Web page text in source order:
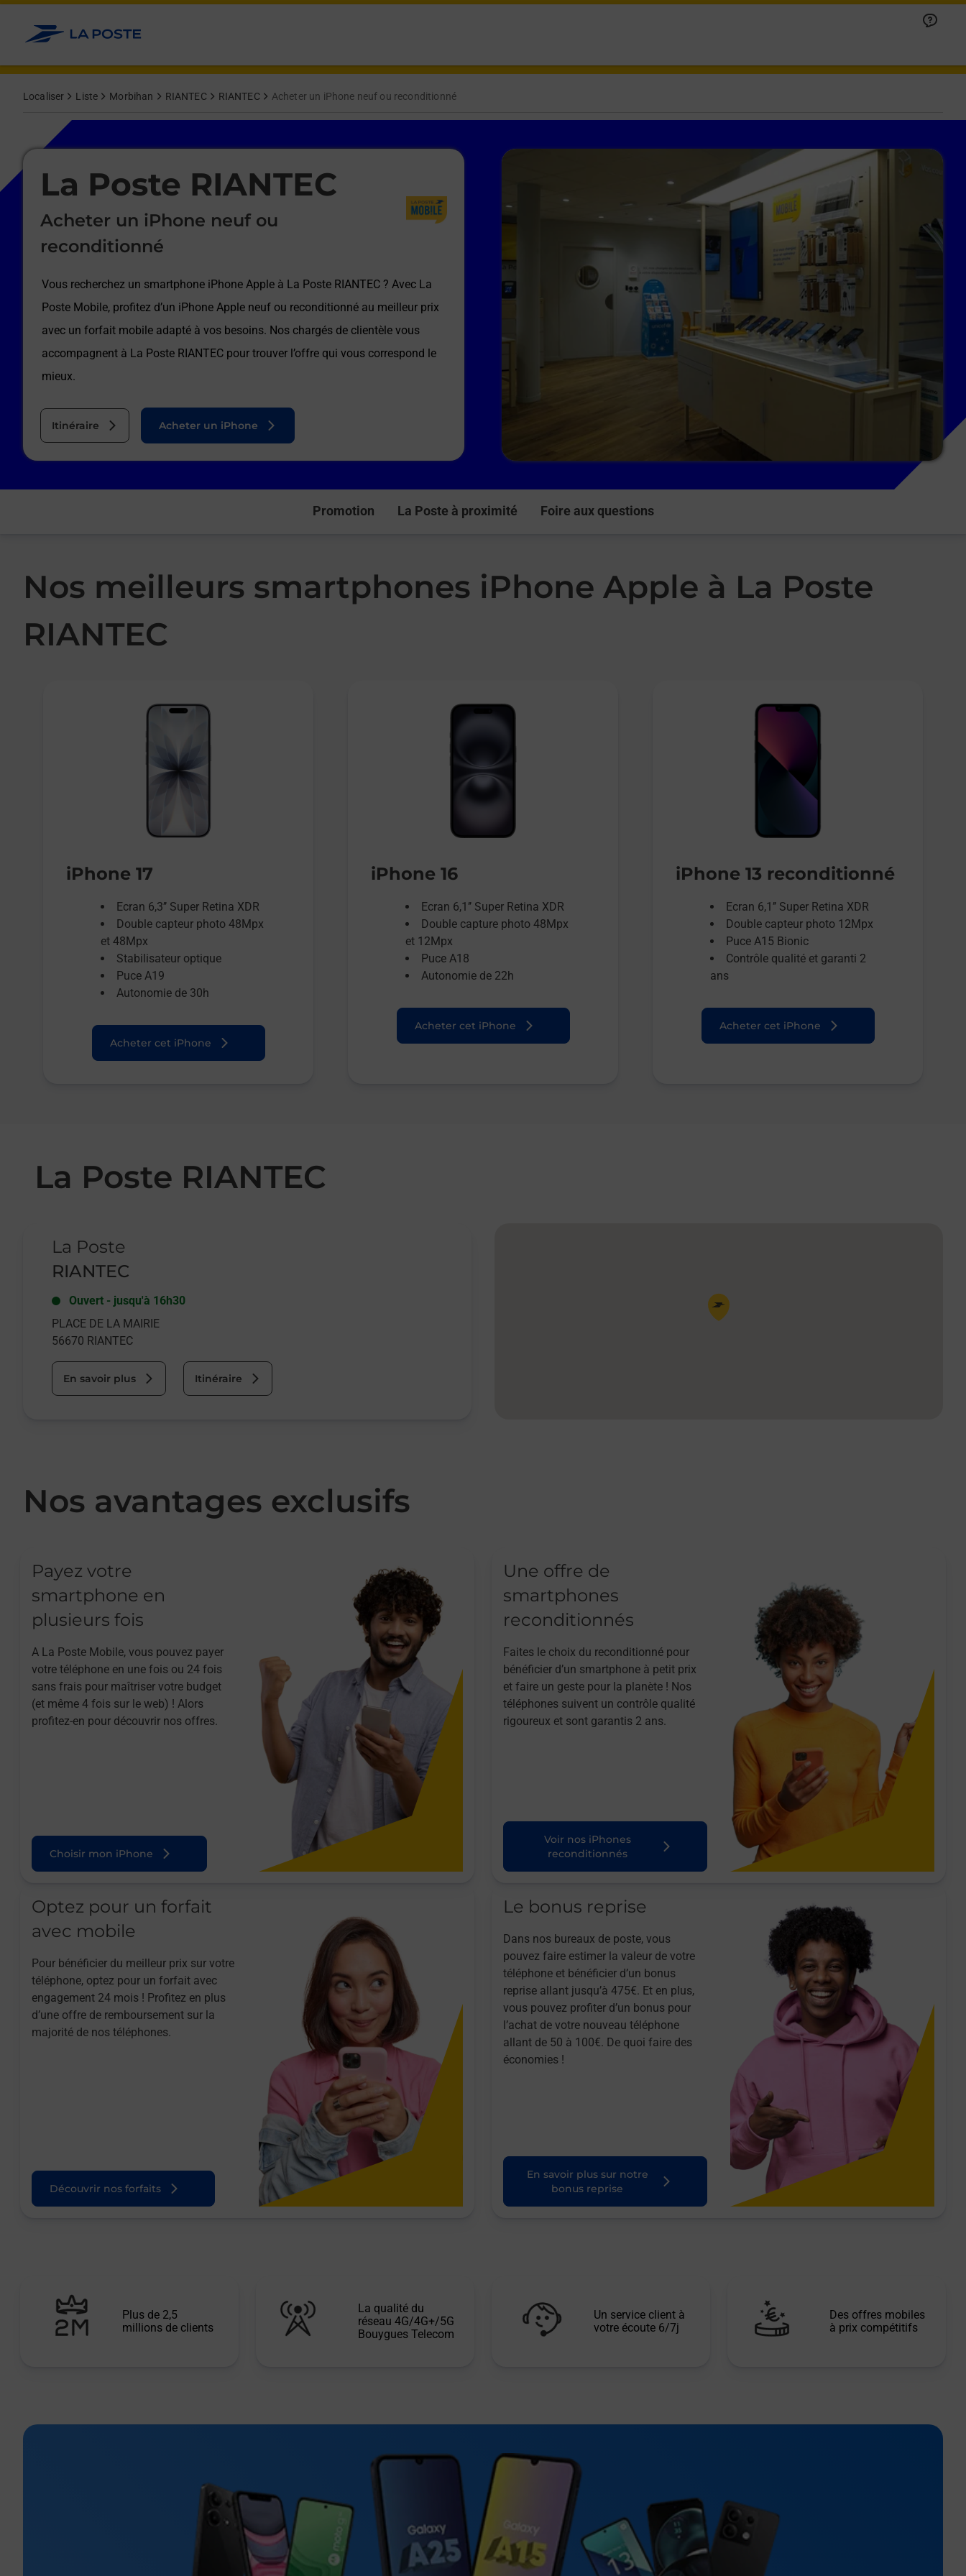
Allez au contenu
Localiser Liste Morbihan RIANTEC RIANTEC Acheter un iPhone neuf ou reconditionné
La Poste RIANTEC
Acheter un iPhone neuf ou
reconditionné
Vous recherchez un smartphone iPhone Apple à La Poste RIANTEC ? Avec La
Poste Mobile, profitez d’un iPhone Apple neuf ou reconditionné au meilleur prix
avec un forfait mobile adapté à vos besoins. Nos chargés de clientèle vous
accompagnent à La Poste RIANTEC pour trouver l’offre qui vous correspond le
mieux.
Itinéraire
Le lien s'ouvre dans un nouvel onglet
Acheter un iPhone
Promotion La Poste à proximité Foire aux questions
Nos meilleurs smartphones iPhone Apple à La Poste
RIANTEC
iPhone 17
Ecran 6,3’’ Super Retina XDR
Double capteur photo 48Mpx
et 48Mpx
Stabilisateur optique
Puce A19
Autonomie de 30h
Acheter cet iPhone
iPhone 16
Ecran 6,1’’ Super Retina XDR
Double capture photo 48Mpx
et 12Mpx
Puce A18
Autonomie de 22h
Acheter cet iPhone
iPhone 13 reconditionné
Ecran 6,1’’ Super Retina XDR
Double capteur photo 12Mpx
Puce A15 Bionic
Contrôle qualité et garanti 2
ans
Acheter cet iPhone
La Poste RIANTEC
La Poste
RIANTEC
Ouvert - jusqu'à 16h30
PLACE DE LA MAIRIE
56670 RIANTEC
En savoir plus Itinéraire
Pin de la carte
Nos avantages exclusifs
Payez votre
smartphone en
plusieurs fois
A La Poste Mobile, vous pouvez payer
votre téléphone en une fois ou 24 fois
sans frais pour maîtriser votre budget
(et même 4 fois sur le web) ! Alors
profitez-en pour découvrir nos offres.
Choisir mon iPhone
Une offre de
smartphones
reconditionnés
Faites le choix du reconditionné pour
bénéficier d’un smartphone à petit prix
et faire un geste pour la planète ! Nos
téléphones suivent un contrôle qualité
rigoureux et sont garantis 2 ans.
Voir nos iPhones
reconditionnés
Optez pour un forfait
avec mobile
Pour bénéficier du meilleur prix sur votre
téléphone, optez pour un forfait avec
engagement 24 mois ! Profitez en plus
d’une offre de remboursement sur la
majorité de nos téléphones.
Découvrir nos forfaits
Le bonus reprise
Dans nos bureaux de poste, vous
pouvez faire estimer la valeur de votre
téléphone et bénéficier d’un bonus
reprise allant jusqu’à 475€. Et en plus,
vous pouvez profiter d’un bonus pour
l’achat de votre nouveau téléphone
allant de 50 à 100€. De quoi faire des
économies !
En savoir plus sur notre
bonus reprise
Plus de 2,5
millions de clients
La qualité du
réseau 4G/4G+/5G
Bouygues Telecom
Un service client à
votre écoute 6/7j
Des offres mobiles
à prix compétitifs
Le lien s'ouvre dans un nouvel onglet
Afficher ou masquer la réponse
Afficher ou masquer la réponse
Afficher ou masquer la réponse
Afficher ou masquer la réponse
Afficher ou masquer la réponse
Afficher ou masquer la réponse